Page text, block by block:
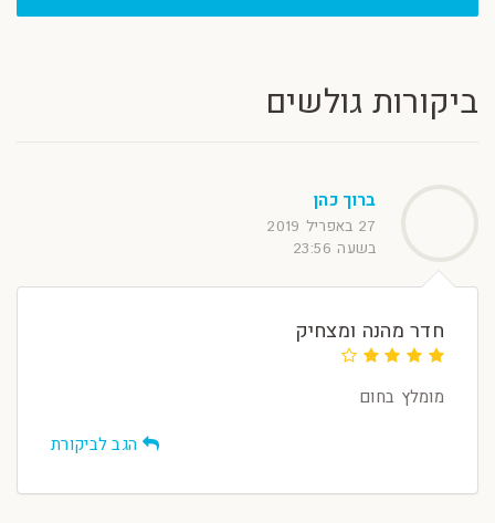
ביקורות גולשים
ברוך כהן
27 באפריל 2019
בשעה 23:56
חדר מהנה ומצחיק
מומלץ בחום
הגב לביקורת